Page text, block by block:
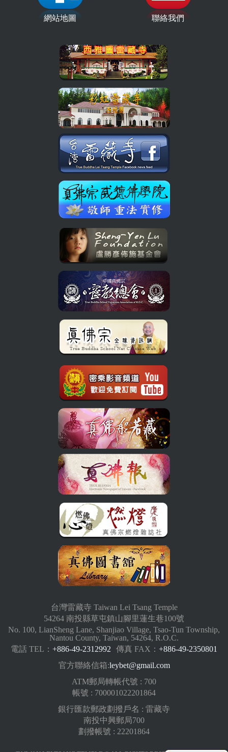
網站地圖 聯絡我們
台灣雷藏寺 Taiwan Lei Tsang Temple
54264 南投縣草屯鎮山腳里蓮生巷100號
No. 100, LianSheng Lane, Shanjiao Village, Tsao-Tun Township,
Nantou County, Taiwan, 54264, R.O.C.
電話 TEL： +886-49-2312992 傳真 FAX： +886-49-2350801
官方聯絡信箱:leybet@gmail.com
ATM郵局轉帳代號 : 700
帳號 : 700001022201864
銀行匯款郵政劃撥戶名 : 雷藏寺
南投中興郵局700
劃撥帳號 : 22201864